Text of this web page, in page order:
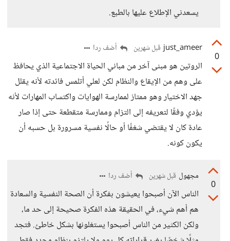
يسعدني الإطلاع عليها بالطبع.
0
just_ameer قبل شهرين أضف ردا
الروتين هو مبنى آخر من مباني الحياة الاجتماعية الذي يحافظ
على وهم من الإيقاع والنظام لكن لعلي أتلمس فائدته لأنه يقلل
جهد الاختيار وهو ممتاز لممارسة الهوايات واكتساب المهارات لأنه
يؤدي وفقًا لتعريفه إلى التزام وممارسة متقطعة حتى إذا صار
عادة كان لا يقتضي شغفًا أو حالًا نفسية مسرورة بل حسبه أن
يكون كونه.
0
مجهول قبل شهرين أضف ردا
الناس الآن أصبحوا يعيشون بفكرة أن الصحة النفسية والسعادة
هم أهم شيء، في الحقيقة هذه الفكرة صحيحة إلى حد ما،
ولكن الكثير من الناس أصبحوا يستغلونها بشكل خاطئ. فتجد